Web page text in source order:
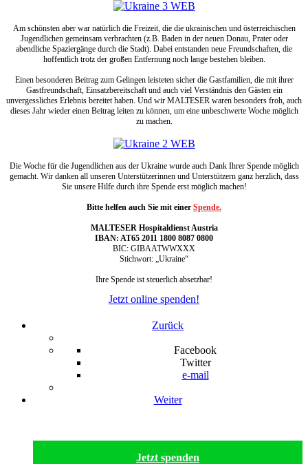
Am schönsten aber war natürlich die Freizeit, die die ukrainischen und österreichischen
Jugendlichen gemeinsam verbrachten (z.B. Baden in der neuen Donau, Prater oder
abendliche Spaziergänge durch die Stadt). Dabei entstanden neue Freundschaften, die
hoffentlich trotz der großen Entfernung noch lange bestehen bleiben.
Einen besonderen Beitrag zum Gelingen leisteten sicher die Gastfamilien, die mit ihrer
Gastfreundschaft, Einsatzbereitschaft und auch viel Verständnis den Gästen ein
unvergessliches Erlebnis bereitet haben. Und wir MALTESER waren besonders froh, auch
dieses Jahr wieder einen Beitrag leiten zu können, um eine unbeschwerte Woche möglich
zu machen.
Die Woche für die Jugendlichen aus der Ukraine wurde auch Dank Ihrer Spende möglich
gemacht. Wir danken all unseren Unterstützerinnen und Unterstützern ganz herzlich, dass
Sie unsere Hilfe durch ihre Spende erst möglich machen!
Bitte helfen auch Sie mit einer Spende.
MALTESER Hospitaldienst Austria
IBAN: AT65 2011 1800 8087 0800
BIC: GIBAATWWXXX
Stichwort: „Ukraine“
Ihre Spende ist steuerlich absetzbar!
Jetzt online spenden!
Zurück
Facebook
Twitter
e-mail
Weiter
Jetzt spenden